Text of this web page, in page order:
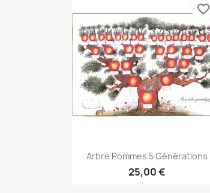
Aperçu rapide
Arbre Pommes 5 Générations
25,00 €
favorite_border